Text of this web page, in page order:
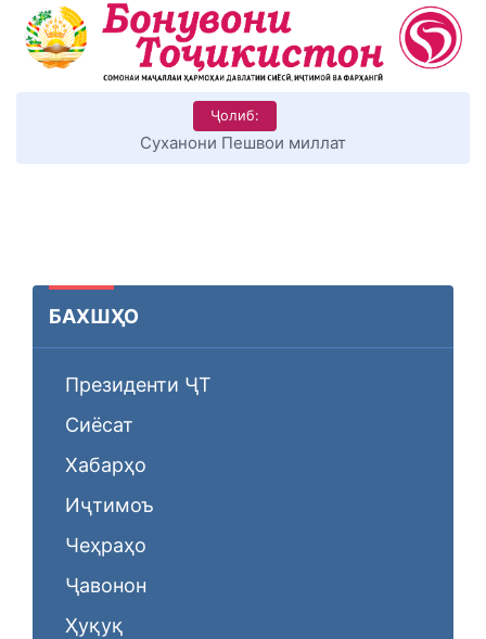
Ҷолиб:
Суханони Пешвои миллат
БАХШҲО
Президенти ҶТ
Сиёсат
Хабарҳо
Иҷтимоъ
Чеҳраҳо
Ҷавонон
Ҳуқуқ